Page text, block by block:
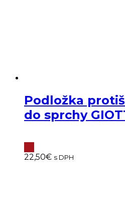
Podložka
do sprchy
22,50€ s DPH